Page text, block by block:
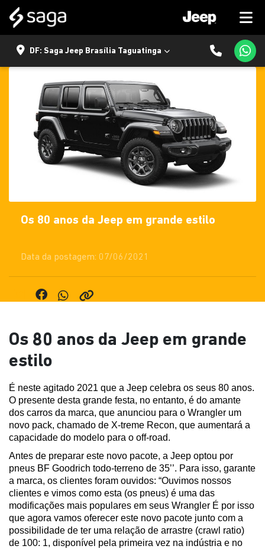
DF: Saga Jeep Brasília Taguatinga
Os 80 anos da Jeep em grande estilo
Data da postagem: 07/06/2021
Os 80 anos da Jeep em grande
estilo
É neste agitado 2021 que a Jeep celebra os seus 80 anos.
O presente desta grande festa, no entanto, é do amante
dos carros da marca, que anunciou para o Wrangler um
novo pack, chamado de X-treme Recon, que aumentará a
capacidade do modelo para o off-road.
Antes de preparar este novo pacote, a Jeep optou por
pneus BF Goodrich todo-terreno de 35’’. Para isso, garante
a marca, os clientes foram ouvidos: “Ouvimos nossos
clientes e vimos como esta (os pneus) é uma das
modificações mais populares em seus Wrangler É por isso
que agora vamos oferecer este novo pacote junto com a
possibilidade de ter uma relação de arrastre (crawl ratio)
de 100: 1, disponível pela primeira vez na indústria e no